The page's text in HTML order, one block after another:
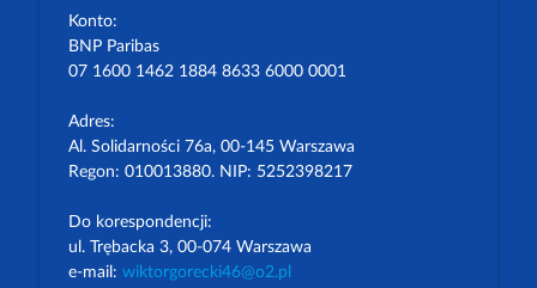
Konto:
BNP Paribas
07 1600 1462 1884 8633 6000 0001
Adres:
Al. Solidarności 76a, 00-145 Warszawa
Regon: 010013880. NIP: 5252398217
Do korespondencji:
ul. Trębacka 3, 00-074 Warszawa
e-mail: wiktorgorecki46@o2.pl